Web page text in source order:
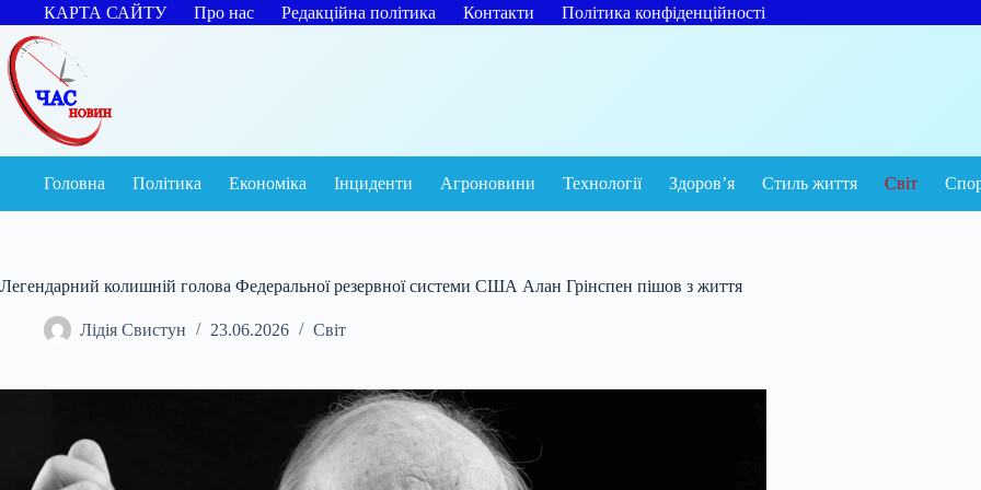
Перейти
до
вмісту
КАРТА САЙТУ Про нас Редакційна політика Контакти Політика конфіденційності
Головна Політика Економіка Інциденти Агроновини Технології Здоров’я Стиль життя Світ
Легендарний колишній голова Федеральної резервної системи США Алан Грінспен пішов з життя
Лідія Свистун 23.06.2026 Світ